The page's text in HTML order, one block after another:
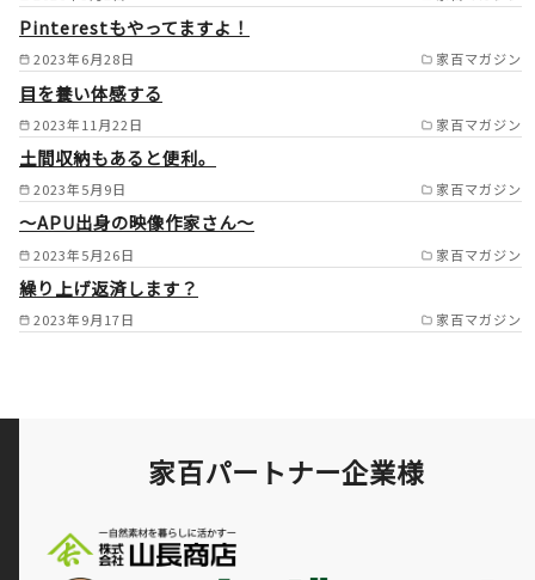
日進市/長久手市/みよし市/東
郷町/刈谷市/安城市/大府市/東
海市/知立市/豊田市/西尾市/岡
崎市/阿久比町/羽島市/各務原
2023年6月28日 家百マガジン
Pinterestもやってますよ！
2023年11月22日 家百マガジン
目を養い体感する
2023年5月9日 家百マガジン
土間収納もあると便利。
2023年5月26日 家百マガジン
～APU出身の映像作家さん～
2023年9月17日 家百マガジン
繰り上げ返済します？
家百パートナー企業様